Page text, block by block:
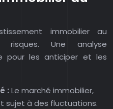
immobilier au
risques. Une analyse
pour les anticiper et les
: Le marché immobilier,
sujet à des fluctuations.